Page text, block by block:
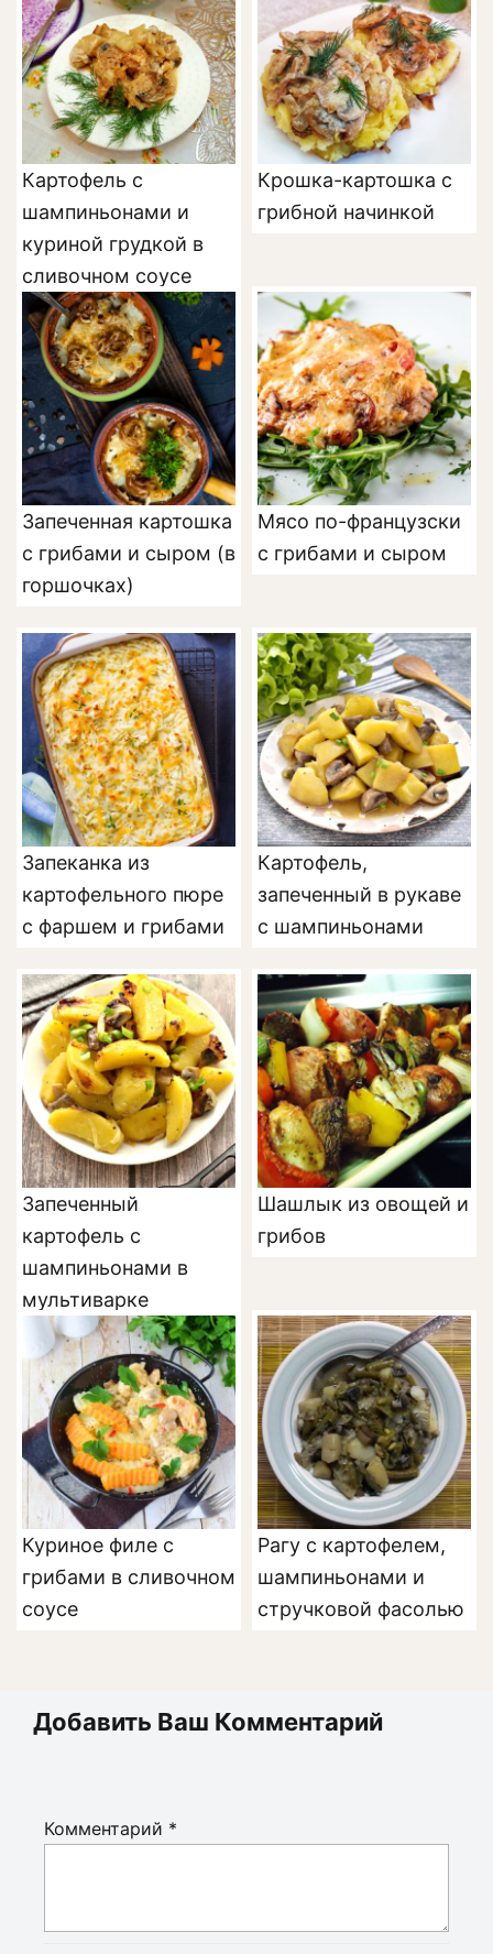
Картофель с
шампиньонами и
куриной грудкой в
сливочном соусе
Крошка-картошка с
грибной начинкой
Запеченная картошка
с грибами и сыром (в
горшочках)
Мясо по-французски
с грибами и сыром
Запеканка из
картофельного пюре
с фаршем и грибами
Картофель,
запеченный в рукаве
с шампиньонами
Запеченный
картофель с
шампиньонами в
мультиварке
Шашлык из овощей и
грибов
Куриное филе с
грибами в сливочном
соусе
Рагу с картофелем,
шампиньонами и
стручковой фасолью
Добавить Ваш Комментарий
Комментарий *